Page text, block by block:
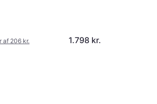
af 206 kr. 1.798 kr.